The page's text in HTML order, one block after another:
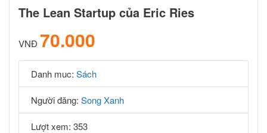
The Lean Startup của Eric Ries
VNĐ 70.000
Danh muc: Sách
Người đăng: Song Xanh
Lượt xem: 353